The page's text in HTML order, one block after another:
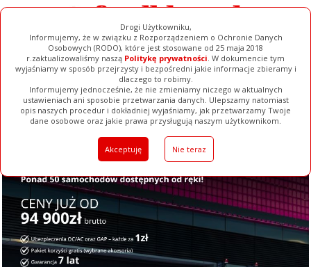
Drogi Użytkowniku,
Informujemy, że w związku z Rozporządzeniem o Ochronie Danych
Osobowych (RODO), które jest stosowane od 25 maja 2018
r.zaktualizowaliśmy naszą Politykę prywatności. W dokumencie tym
wyjaśniamy w sposób przejrzysty i bezpośredni jakie informacje zbieramy i
dlaczego to robimy.
Informujemy jednocześnie, że nie zmieniamy niczego w aktualnych
ustawieniach ani sposobie przetwarzania danych. Ulepszamy natomiast
opis naszych procedur i dokładniej wyjaśniamy, jak przetwarzamy Twoje
dane osobowe oraz jakie prawa przysługują naszym użytkownikom.
Akceptuję Nie teraz
Ogłoszenia Filmy Galerie Baza Firm Pełna Wersja